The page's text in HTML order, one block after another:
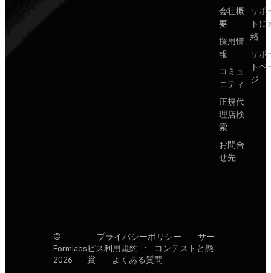
会社概
要
採用情
報
コミュ
ニティ
正規代
理店検
索
お問合
せ先
サポ
トに
絡
サポ
トペ
ジ
©
Formlabs
2026
プライバシーポリシー ·
サー
ビス利用規約
·
コンテストと懸
賞
· よくある質問